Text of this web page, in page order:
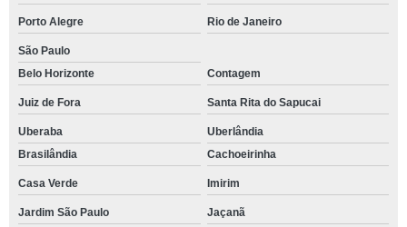
Porto Alegre Rio de Janeiro
São Paulo
Belo Horizonte
Contagem
Juiz de Fora Santa Rita do Sapucai
Uberaba
Uberlândia
Brasilândia
Cachoeirinha
Casa Verde Imirim
Jardim São Paulo Jaçanã